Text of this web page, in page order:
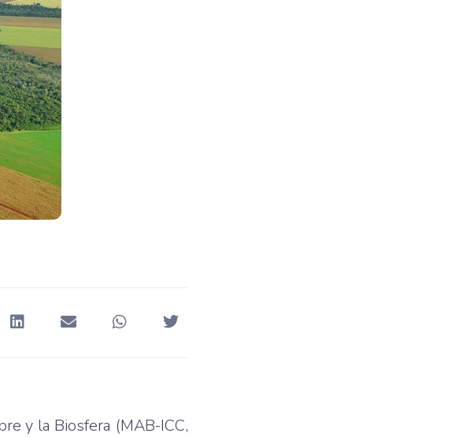
y la Biosfera (MAB-ICC,